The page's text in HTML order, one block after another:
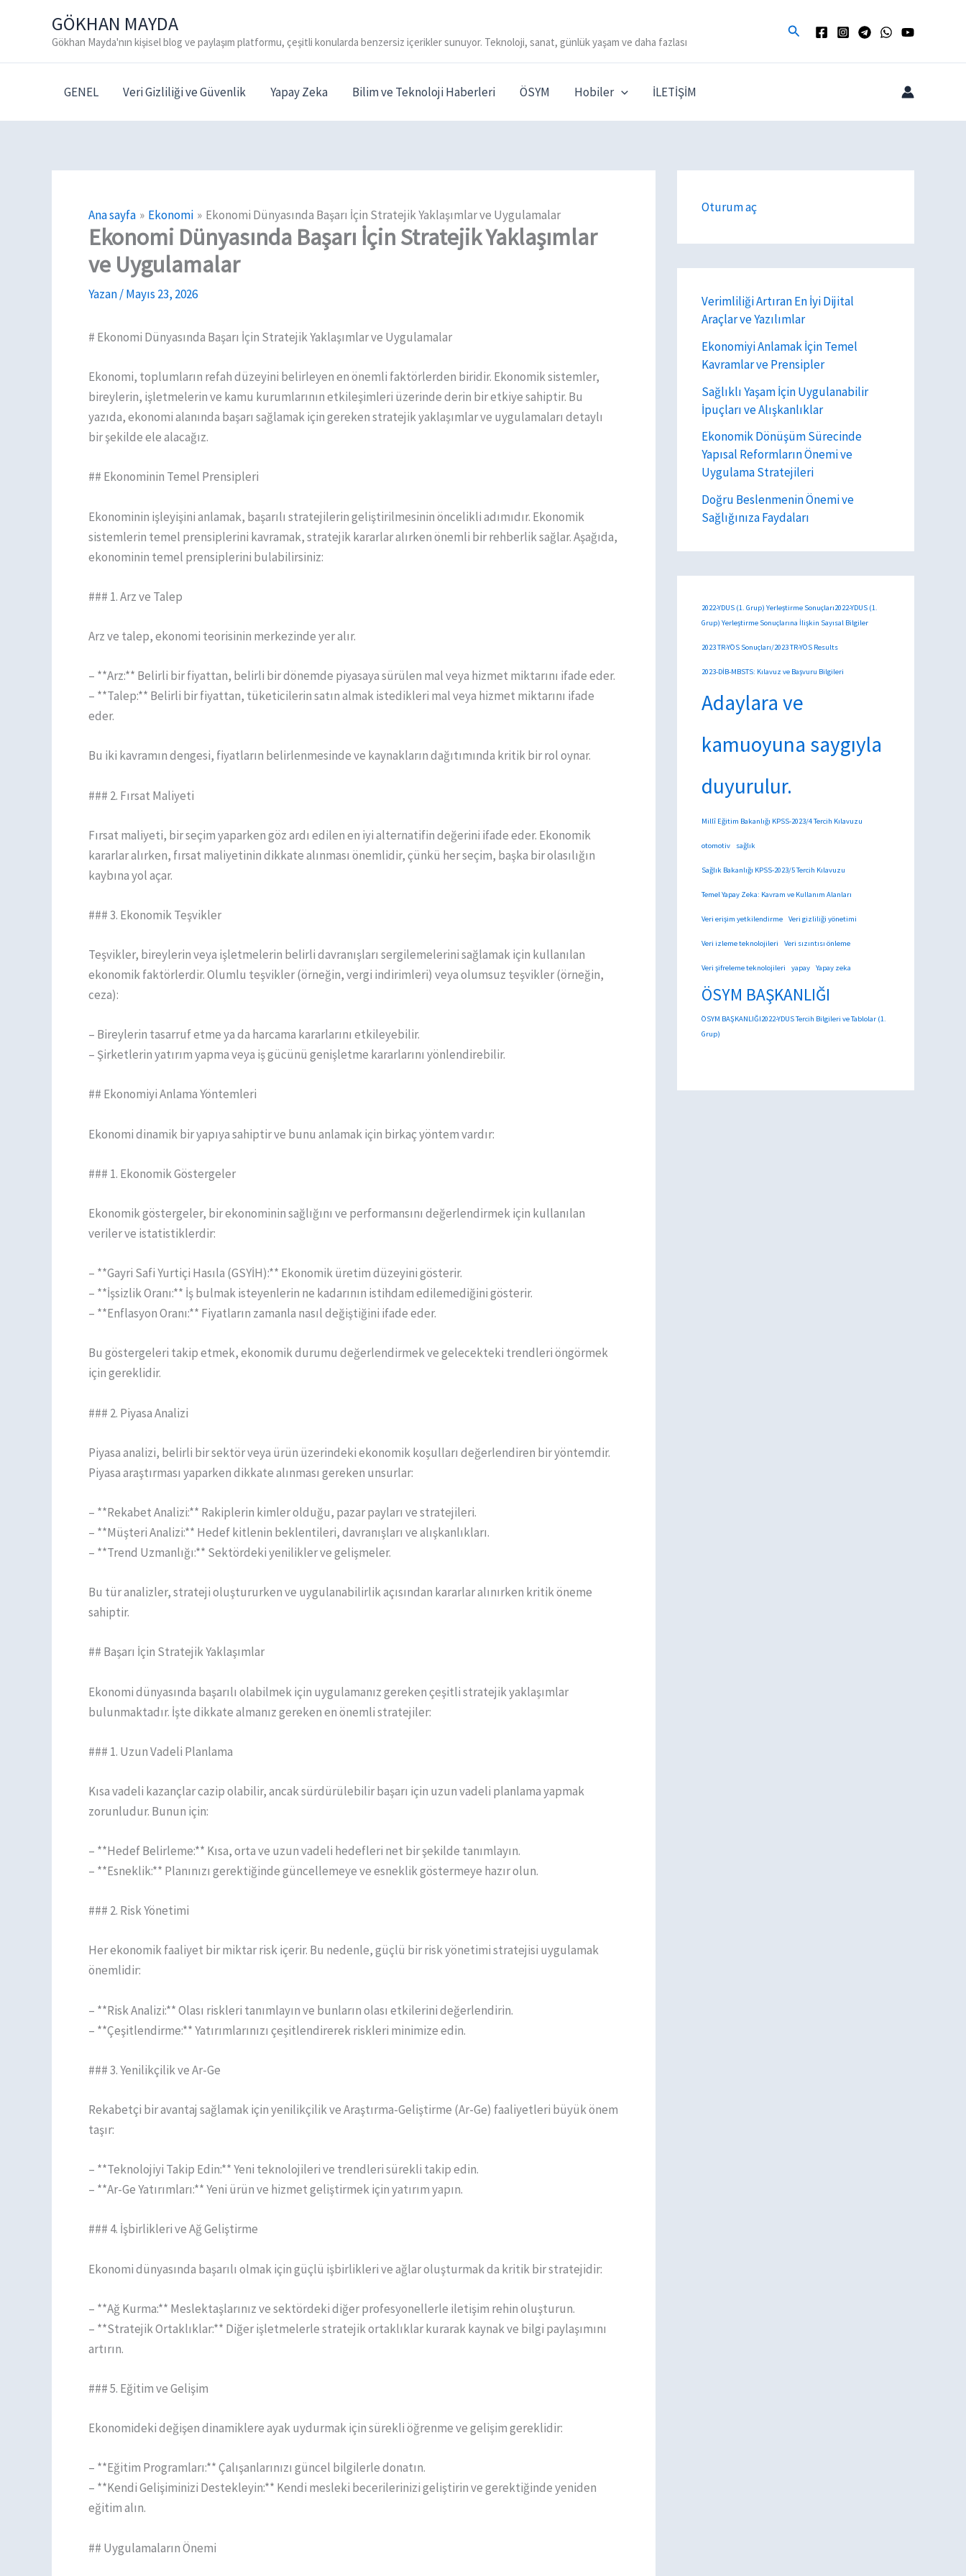
GÖKHAN MAYDA
Gökhan Mayda'nın kişisel blog ve paylaşım platformu, çeşitli konularda benzersiz içerikler sunuyor. Teknoloji, sanat, günlük yaşam ve daha fazlası
Arama
GENEL Veri Gizliliği ve Güvenlik Yapay Zeka Bilim ve Teknoloji Haberleri ÖSYM Hobiler İLETİŞİM
Ana sayfa Ekonomi Ekonomi Dünyasında Başarı İçin Stratejik Yaklaşımlar ve Uygulamalar
Ekonomi Dünyasında Başarı İçin Stratejik Yaklaşımlar
ve Uygulamalar
Yazan/Mayıs 23, 2026
# Ekonomi Dünyasında Başarı İçin Stratejik Yaklaşımlar ve Uygulamalar
Ekonomi, toplumların refah düzeyini belirleyen en önemli faktörlerden biridir. Ekonomik sistemler,
bireylerin, işletmelerin ve kamu kurumlarının etkileşimleri üzerinde derin bir etkiye sahiptir. Bu
yazıda, ekonomi alanında başarı sağlamak için gereken stratejik yaklaşımlar ve uygulamaları detaylı
bir şekilde ele alacağız.
## Ekonominin Temel Prensipleri
Ekonominin işleyişini anlamak, başarılı stratejilerin geliştirilmesinin öncelikli adımıdır. Ekonomik
sistemlerin temel prensiplerini kavramak, stratejik kararlar alırken önemli bir rehberlik sağlar. Aşağıda,
ekonominin temel prensiplerini bulabilirsiniz:
### 1. Arz ve Talep
Arz ve talep, ekonomi teorisinin merkezinde yer alır.
– **Arz:** Belirli bir fiyattan, belirli bir dönemde piyasaya sürülen mal veya hizmet miktarını ifade eder.
– **Talep:** Belirli bir fiyattan, tüketicilerin satın almak istedikleri mal veya hizmet miktarını ifade
eder.
Bu iki kavramın dengesi, fiyatların belirlenmesinde ve kaynakların dağıtımında kritik bir rol oynar.
### 2. Fırsat Maliyeti
Fırsat maliyeti, bir seçim yaparken göz ardı edilen en iyi alternatifin değerini ifade eder. Ekonomik
kararlar alırken, fırsat maliyetinin dikkate alınması önemlidir, çünkü her seçim, başka bir olasılığın
kaybına yol açar.
### 3. Ekonomik Teşvikler
Teşvikler, bireylerin veya işletmelerin belirli davranışları sergilemelerini sağlamak için kullanılan
ekonomik faktörlerdir. Olumlu teşvikler (örneğin, vergi indirimleri) veya olumsuz teşvikler (örneğin,
ceza):
– Bireylerin tasarruf etme ya da harcama kararlarını etkileyebilir.
– Şirketlerin yatırım yapma veya iş gücünü genişletme kararlarını yönlendirebilir.
## Ekonomiyi Anlama Yöntemleri
Ekonomi dinamik bir yapıya sahiptir ve bunu anlamak için birkaç yöntem vardır:
### 1. Ekonomik Göstergeler
Ekonomik göstergeler, bir ekonominin sağlığını ve performansını değerlendirmek için kullanılan
veriler ve istatistiklerdir:
– **Gayri Safi Yurtiçi Hasıla (GSYİH):** Ekonomik üretim düzeyini gösterir.
– **İşsizlik Oranı:** İş bulmak isteyenlerin ne kadarının istihdam edilemediğini gösterir.
– **Enflasyon Oranı:** Fiyatların zamanla nasıl değiştiğini ifade eder.
Bu göstergeleri takip etmek, ekonomik durumu değerlendirmek ve gelecekteki trendleri öngörmek
için gereklidir.
### 2. Piyasa Analizi
Piyasa analizi, belirli bir sektör veya ürün üzerindeki ekonomik koşulları değerlendiren bir yöntemdir.
Piyasa araştırması yaparken dikkate alınması gereken unsurlar:
– **Rekabet Analizi:** Rakiplerin kimler olduğu, pazar payları ve stratejileri.
– **Müşteri Analizi:** Hedef kitlenin beklentileri, davranışları ve alışkanlıkları.
– **Trend Uzmanlığı:** Sektördeki yenilikler ve gelişmeler.
Bu tür analizler, strateji oluştururken ve uygulanabilirlik açısından kararlar alınırken kritik öneme
sahiptir.
## Başarı İçin Stratejik Yaklaşımlar
Ekonomi dünyasında başarılı olabilmek için uygulamanız gereken çeşitli stratejik yaklaşımlar
bulunmaktadır. İşte dikkate almanız gereken en önemli stratejiler:
### 1. Uzun Vadeli Planlama
Kısa vadeli kazançlar cazip olabilir, ancak sürdürülebilir başarı için uzun vadeli planlama yapmak
zorunludur. Bunun için:
– **Hedef Belirleme:** Kısa, orta ve uzun vadeli hedefleri net bir şekilde tanımlayın.
– **Esneklik:** Planınızı gerektiğinde güncellemeye ve esneklik göstermeye hazır olun.
### 2. Risk Yönetimi
Her ekonomik faaliyet bir miktar risk içerir. Bu nedenle, güçlü bir risk yönetimi stratejisi uygulamak
önemlidir:
– **Risk Analizi:** Olası riskleri tanımlayın ve bunların olası etkilerini değerlendirin.
– **Çeşitlendirme:** Yatırımlarınızı çeşitlendirerek riskleri minimize edin.
### 3. Yenilikçilik ve Ar-Ge
Rekabetçi bir avantaj sağlamak için yenilikçilik ve Araştırma-Geliştirme (Ar-Ge) faaliyetleri büyük önem
taşır:
– **Teknolojiyi Takip Edin:** Yeni teknolojileri ve trendleri sürekli takip edin.
– **Ar-Ge Yatırımları:** Yeni ürün ve hizmet geliştirmek için yatırım yapın.
### 4. İşbirlikleri ve Ağ Geliştirme
Ekonomi dünyasında başarılı olmak için güçlü işbirlikleri ve ağlar oluşturmak da kritik bir stratejidir:
– **Ağ Kurma:** Meslektaşlarınız ve sektördeki diğer profesyonellerle iletişim rehin oluşturun.
– **Stratejik Ortaklıklar:** Diğer işletmelerle stratejik ortaklıklar kurarak kaynak ve bilgi paylaşımını
artırın.
### 5. Eğitim ve Gelişim
Ekonomideki değişen dinamiklere ayak uydurmak için sürekli öğrenme ve gelişim gereklidir:
– **Eğitim Programları:** Çalışanlarınızı güncel bilgilerle donatın.
– **Kendi Gelişiminizi Destekleyin:** Kendi mesleki becerilerinizi geliştirin ve gerektiğinde yeniden
eğitim alın.
## Uygulamaların Önemi
Oturum aç
Verimliliği Artıran En İyi Dijital
Araçlar ve Yazılımlar
Ekonomiyi Anlamak İçin Temel
Kavramlar ve Prensipler
Sağlıklı Yaşam İçin Uygulanabilir
İpuçları ve Alışkanlıklar
Ekonomik Dönüşüm Sürecinde
Yapısal Reformların Önemi ve
Uygulama Stratejileri
Doğru Beslenmenin Önemi ve
Sağlığınıza Faydaları
2022-YDUS (1. Grup) Yerleştirme Sonuçları2022-YDUS (1.
Grup) Yerleştirme Sonuçlarına İlişkin Sayısal Bilgiler
2023 TR-YÖS Sonuçları/2023 TR-YÖS Results
2023-DİB-MBSTS: Kılavuz ve Başvuru Bilgileri
Adaylara ve
kamuoyuna saygıyla
duyurulur.
Millî Eğitim Bakanlığı KPSS-2023/4 Tercih Kılavuzu
otomotiv sağlık
Sağlık Bakanlığı KPSS-2023/5 Tercih Kılavuzu
Temel Yapay Zeka: Kavram ve Kullanım Alanları
Veri erişim yetkilendirme Veri gizliliği yönetimi
Veri izleme teknolojileri Veri sızıntısı önleme
Veri şifreleme teknolojileri yapay Yapay zeka
ÖSYM BAŞKANLIĞI
ÖSYM BAŞKANLIĞI2022-YDUS Tercih Bilgileri ve Tablolar (1.
Grup)